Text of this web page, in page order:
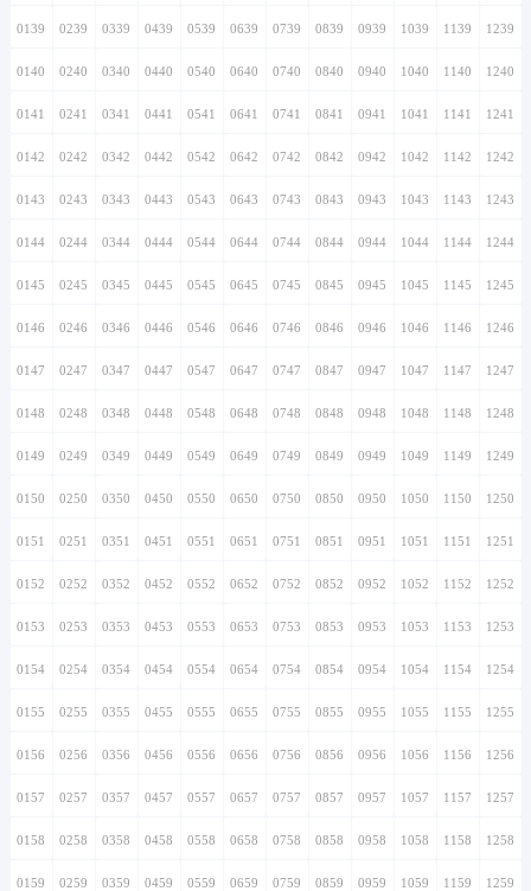
0139 0239 0339 0439 0539 0639 0739 0839 0939 1039 1139 1239
0140 0240 0340 0440 0540 0640 0740 0840 0940 1040 1140 1240
0141 0241 0341 0441 0541 0641 0741 0841 0941 1041 1141 1241
0142 0242 0342 0442 0542 0642 0742 0842 0942 1042 1142 1242
0143 0243 0343 0443 0543 0643 0743 0843 0943 1043 1143 1243
0144 0244 0344 0444 0544 0644 0744 0844 0944 1044 1144 1244
0145 0245 0345 0445 0545 0645 0745 0845 0945 1045 1145 1245
0146 0246 0346 0446 0546 0646 0746 0846 0946 1046 1146 1246
0147 0247 0347 0447 0547 0647 0747 0847 0947 1047 1147 1247
0148 0248 0348 0448 0548 0648 0748 0848 0948 1048 1148 1248
0149 0249 0349 0449 0549 0649 0749 0849 0949 1049 1149 1249
0150 0250 0350 0450 0550 0650 0750 0850 0950 1050 1150 1250
0151 0251 0351 0451 0551 0651 0751 0851 0951 1051 1151 1251
0152 0252 0352 0452 0552 0652 0752 0852 0952 1052 1152 1252
0153 0253 0353 0453 0553 0653 0753 0853 0953 1053 1153 1253
0154 0254 0354 0454 0554 0654 0754 0854 0954 1054 1154 1254
0155 0255 0355 0455 0555 0655 0755 0855 0955 1055 1155 1255
0156 0256 0356 0456 0556 0656 0756 0856 0956 1056 1156 1256
0157 0257 0357 0457 0557 0657 0757 0857 0957 1057 1157 1257
0158 0258 0358 0458 0558 0658 0758 0858 0958 1058 1158 1258
0159 0259 0359 0459 0559 0659 0759 0859 0959 1059 1159 1259